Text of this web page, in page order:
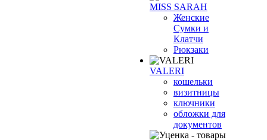
MISS SARAH
Женские
Сумки и
Клатчи
Рюкзаки
VALERI
кошельки
визитницы
ключники
обложки для
документов